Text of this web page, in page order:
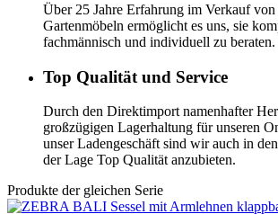
Über 25 Jahre Erfahrung im Verkauf
Gartenmöbeln ermöglicht es uns, sie
fachmännisch und individuell zu beraten.
Top Qualität und Service
Durch den Direktimport namenhafter
großzügigen Lagerhaltung für unseren
unser Ladengeschäft sind wir auch in
der Lage Top Qualität anzubieten.
Produkte der gleichen Serie